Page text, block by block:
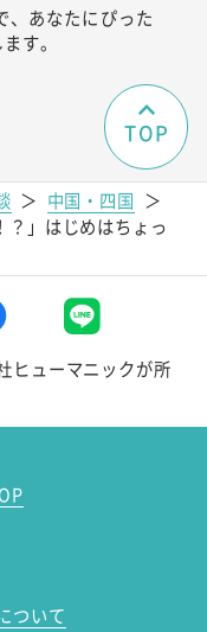
、あなたにぴった
す。
＞ 中国・四国 ＞
？」はじめはちょっ
TOP
ヒューマニックが所
ついて